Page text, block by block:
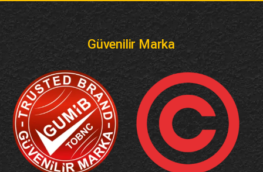
Güvenilir Marka